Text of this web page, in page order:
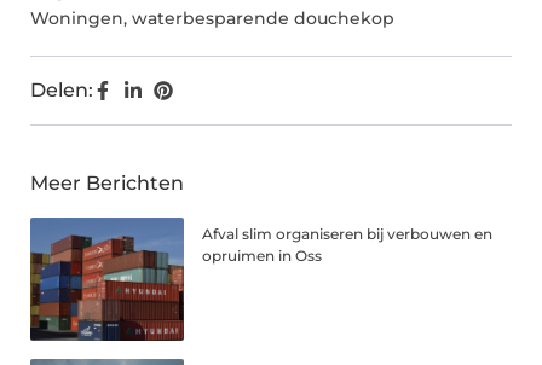
Woningen, waterbesparende douchekop
Delen:
Meer Berichten
Afval slim organiseren bij verbouwen en
opruimen in Oss